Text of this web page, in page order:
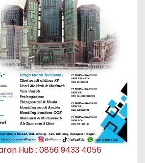
Hub : 0856 9433 4056